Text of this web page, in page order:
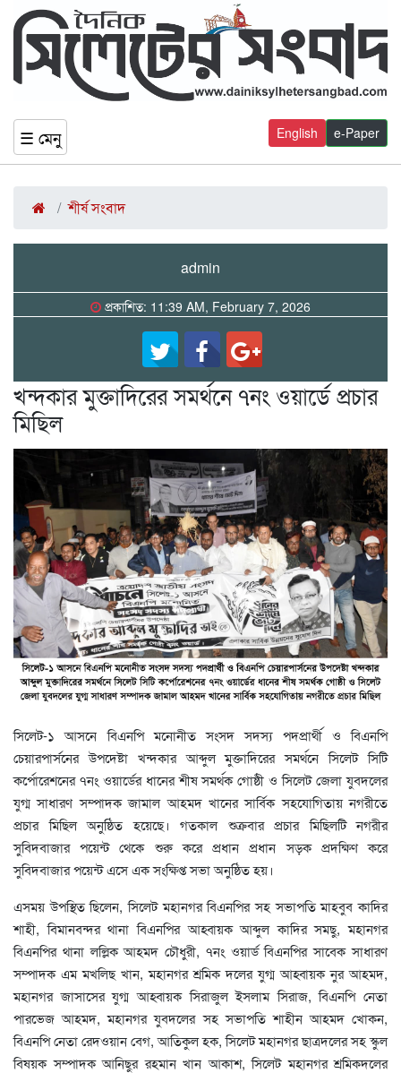
☰ মেনু e-Paper
English
শীর্ষ সংবাদ
admin
প্রকাশিত: 11:39 AM, February 7, 2026
খন্দকার মুক্তাদিরের সমর্থনে ৭নং ওয়ার্ডে প্রচার
মিছিল
সিলেট-১ আসনে বিএনপি মনোনীত সংসদ সদস্য পদপ্রার্থী ও বিএনপি
চেয়ারপার্সনের উপদেষ্টা খন্দকার আব্দুল মুক্তাদিরের সমর্থনে সিলেট সিটি
কর্পোরেশনের ৭নং ওয়ার্ডের ধানের শীষ সমর্থক গোষ্ঠী ও সিলেট জেলা যুবদলের
যুগ্ম সাধারণ সম্পাদক জামাল আহমদ খানের সার্বিক সহযোগিতায় নগরীতে
প্রচার মিছিল অনুষ্ঠিত হয়েছে। গতকাল শুক্রবার প্রচার মিছিলটি নগরীর
সুবিদবাজার পয়েন্ট থেকে শুরু করে প্রধান প্রধান সড়ক প্রদক্ষিণ করে
সুবিদবাজার পয়েন্ট এসে এক সংক্ষিপ্ত সভা অনুষ্ঠিত হয়।
এসময় উপস্থিত ছিলেন, সিলেট মহানগর বিএনপির সহ সভাপতি মাহবুব কাদির
শাহী, বিমানবন্দর থানা বিএনপির আহ্বায়ক আব্দুল কাদির সমছু, মহানগর
বিএনপির থানা লল্লিক আহমদ চৌধুরী, ৭নং ওয়ার্ড বিএনপির সাবেক সাধারণ
সম্পাদক এম মখলিছ খান, মহানগর শ্রমিক দলের যুগ্ম আহ্বায়ক নুর আহমদ,
মহানগর জাসাসের যুগ্ম আহ্বায়ক সিরাজুল ইসলাম সিরাজ, বিএনপি নেতা
পারভেজ আহমদ, মহানগর যুবদলের সহ সভাপতি শাহীন আহমদ খোকন,
বিএনপি নেতা রেদওয়ান বেগ, আতিকুল হক, সিলেট মহানগর ছাত্রদলের সহ স্কুল
বিষয়ক সম্পাদক আনিছুর রহমান খান আকাশ, সিলেট মহানগর শ্রমিকদলের